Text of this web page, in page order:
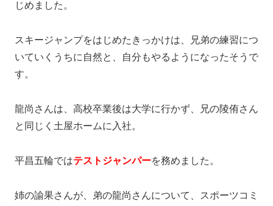
じめました。
スキージャンプをはじめたきっかけは、兄弟の練習につ
いていくうちに自然と、自分もやるようになったそうで
す。
龍尚さんは、高校卒業後は大学に行かず、兄の陵侑さん
と同じく土屋ホームに入社。
平昌五輪ではテストジャンパーを務めました。
姉の諭果さんが、弟の龍尚さんについて、スポーツコミ